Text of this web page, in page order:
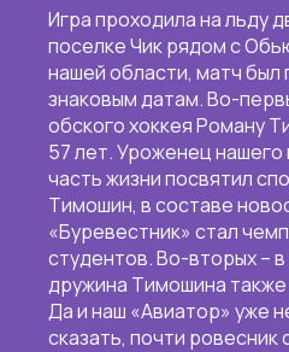
Игра проходила на льду
поселке Чик рядом с
нашей области, матч
знаковым датам. Во-
обского хоккея Роману
57 лет. Уроженец
часть жизни посвятил
Тимошин, в составе
«Буревестник» стал
студентов. Во-вторых –
дружина Тимошина
Да и наш «Авиатор» уже
сказать, почти ровесник